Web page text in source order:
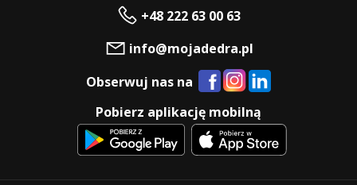
+48 222 63 00 63
info@mojadedra.pl
Obserwuj nas na
Pobierz aplikację mobilną